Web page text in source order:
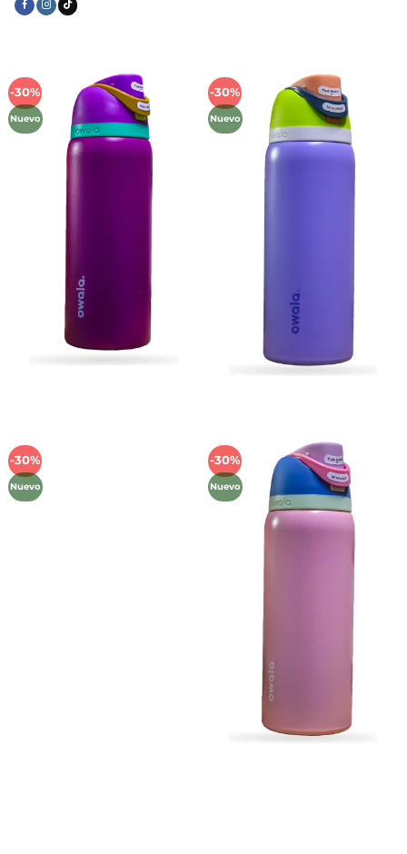
-30%
Nuevo
Añadir
lista de
deseos
-30%
Nuevo
Añadir
lista de
deseos
-30%
Nuevo
-30%
Nuevo
Añadir
lista de
deseos